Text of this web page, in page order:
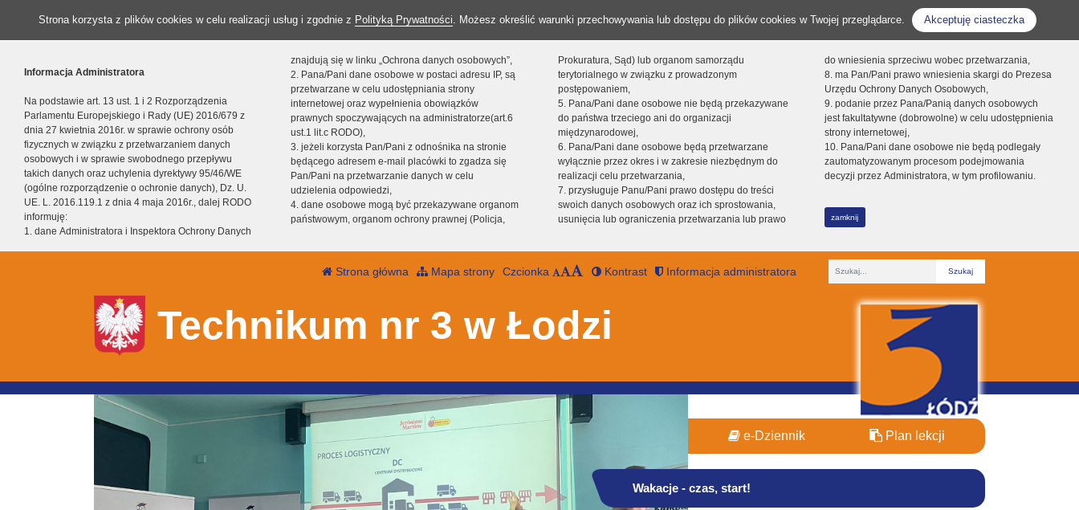
Strona korzysta z plików cookies w celu realizacji usług i zgodnie z Polityką Prywatności. Możesz określić warunki przechowywania lub dostępu do plików cookies w Twojej przeglądarce. Akceptuję ciasteczka
Informacja Administratora
Na podstawie art. 13 ust. 1 i 2 Rozporządzenia
Parlamentu Europejskiego i Rady (UE) 2016/679 z
dnia 27 kwietnia 2016r. w sprawie ochrony osób
fizycznych w związku z przetwarzaniem danych
osobowych i w sprawie swobodnego przepływu
takich danych oraz uchylenia dyrektywy 95/46/WE
(ogólne rozporządzenie o ochronie danych), Dz. U.
UE. L. 2016.119.1 z dnia 4 maja 2016r., dalej RODO
informuję:
1. dane Administratora i Inspektora Ochrony Danych
znajdują się w linku „Ochrona danych osobowych”,
2. Pana/Pani dane osobowe w postaci adresu IP, są
przetwarzane w celu udostępniania strony
internetowej oraz wypełnienia obowiązków
prawnych spoczywających na administratorze(art.6
ust.1 lit.c RODO),
3. jeżeli korzysta Pan/Pani z odnośnika na stronie
będącego adresem e-mail placówki to zgadza się
Pan/Pani na przetwarzanie danych w celu
udzielenia odpowiedzi,
4. dane osobowe mogą być przekazywane organom
państwowym, organom ochrony prawnej (Policja,
Prokuratura, Sąd) lub organom samorządu
terytorialnego w związku z prowadzonym
postępowaniem,
5. Pana/Pani dane osobowe nie będą przekazywane
do państwa trzeciego ani do organizacji
międzynarodowej,
6. Pana/Pani dane osobowe będą przetwarzane
wyłącznie przez okres i w zakresie niezbędnym do
realizacji celu przetwarzania,
7. przysługuje Panu/Pani prawo dostępu do treści
swoich danych osobowych oraz ich sprostowania,
usunięcia lub ograniczenia przetwarzania lub prawo
do wniesienia sprzeciwu wobec przetwarzania,
8. ma Pan/Pani prawo wniesienia skargi do Prezesa
Urzędu Ochrony Danych Osobowych,
9. podanie przez Pana/Panią danych osobowych
jest fakultatywne (dobrowolne) w celu udostępnienia
strony internetowej,
10. Pana/Pani dane osobowe nie będą podlegały
zautomatyzowanym procesom podejmowania
decyzji przez Administratora, w tym profilowaniu.
zamknij
Strona główna Mapa strony Czcionka Kontrast Informacja administratora
Fraza
Technikum nr 3 w Łodzi
e-Dziennik Plan lekcji
Wakacje - czas, start!